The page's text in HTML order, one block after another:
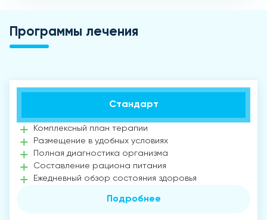
Программы лечения
Стандарт
Комплексный план терапии
Размещение в удобных условиях
Полная диагностика организма
Составление рациона питания
Ежедневный обзор состояния здоровья
Подробнее